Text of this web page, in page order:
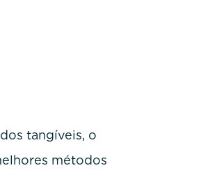
tangíveis, o
métodos